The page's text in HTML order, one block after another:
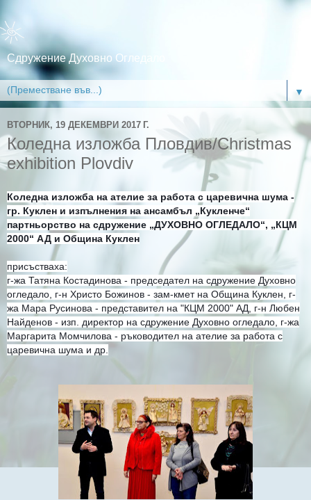
Сдружение Духовно Огледало
▼
ВТОРНИК, 19 ДЕКЕМВРИ 2017 Г.
Коледна изложба Пловдив/Christmas
exhibition Plovdiv
Коледна изложба на ателие за работа с царевична шума -
гр. Куклен и изпълнения на ансамбъл „Кукленче“
партньорство на сдружение „ДУХОВНО ОГЛЕДАЛО“, „КЦМ
2000“ АД и Община Куклен
присъстваха:
г-жа Татяна Костадинова - председател на сдружение Духовно
огледало, г-н Христо Божинов - зам-кмет на Община Куклен, г-
жа Мара Русинова - представител на "КЦМ 2000" АД, г-н Любен
Найденов - изп. директор на сдружение Духовно огледало, г-жа
Маргарита Момчилова - ръководител на ателие за работа с
царевична шума и др.